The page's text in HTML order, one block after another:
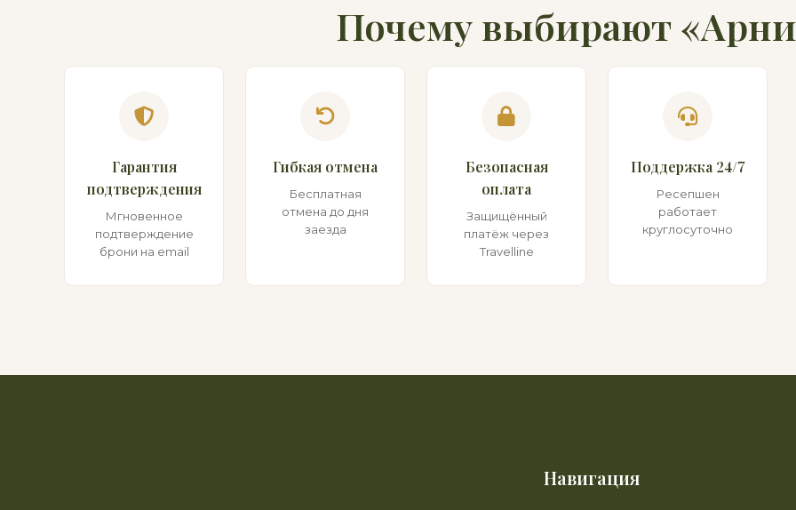
Почему выбирают
Гарантия
подтверждения
Мгновенное
подтверждение
брони на email
Гибкая отмена
Бесплатная
отмена до дня
заезда
Безопасная
оплата
Защищённый
платёж через
Travelline
Поддержка 24/7
Ресепшен
работает
круглосуточно
Навигация